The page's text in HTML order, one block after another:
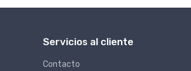
Servicios al cliente
Contacto